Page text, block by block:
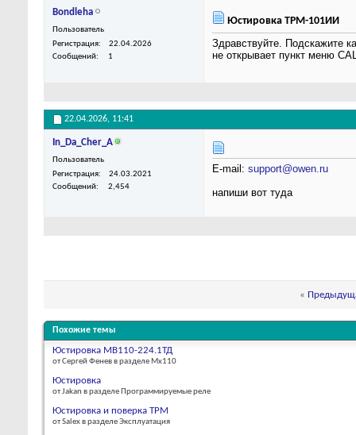
Bondleha
Пользователь
Регистрация
22.04.2026
Сообщений
1
Юстировка ТРМ-101ИИ
Здравствуйте. Подскажите
не открывает пункт меню
22.04.2026, 11:41
In_Da_Cher_A
Пользователь
Регистрация
24.03.2021
Сообщений
2,454
E-mail: support@owen.ru
напиши вот туда
«
Похожие темы
Юстировка МВ110-224.1ТД
от Сергей Фенев в разделе Мх110
Юстировка
от Jakan в разделе Программируемые реле
Юстировка и поверка ТРМ
от Salex в разделе Эксплуатация